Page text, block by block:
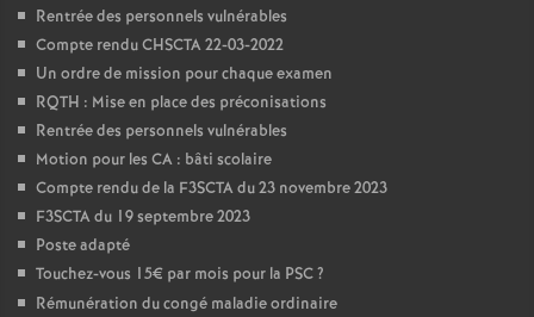
Rentrée des personnels vulnérables
Compte rendu CHSCTA 22-03-2022
Un ordre de mission pour chaque examen
RQTH : Mise en place des préconisations
Rentrée des personnels vulnérables
Motion pour les CA : bâti scolaire
Compte rendu de la F3SCTA du 23 novembre 2023
F3SCTA du 19 septembre 2023
Poste adapté
Touchez-vous 15€ par mois pour la PSC?
Rémunération du congé maladie ordinaire